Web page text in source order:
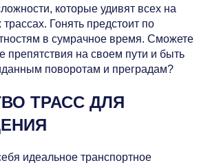
которые удивят всех на
Гонять предстоит по
в сумрачное время. Сможете
препятствия на своем пути и быть
поворотам и преградам?
ТРАСС ДЛЯ
идеальное транспортное